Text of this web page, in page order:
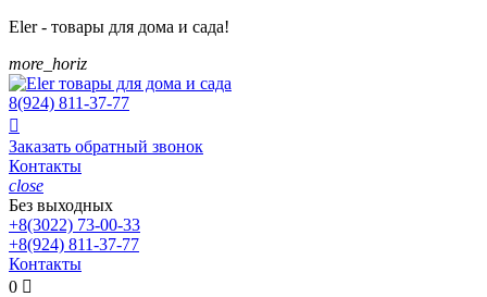
Eler - товары для дома и сада!
more_horiz
8(924) 811-37-77

Заказать обратный звонок
Контакты
close
Без выходных
+8(3022) 73-00-33
+8(924) 811-37-77
Контакты
0 